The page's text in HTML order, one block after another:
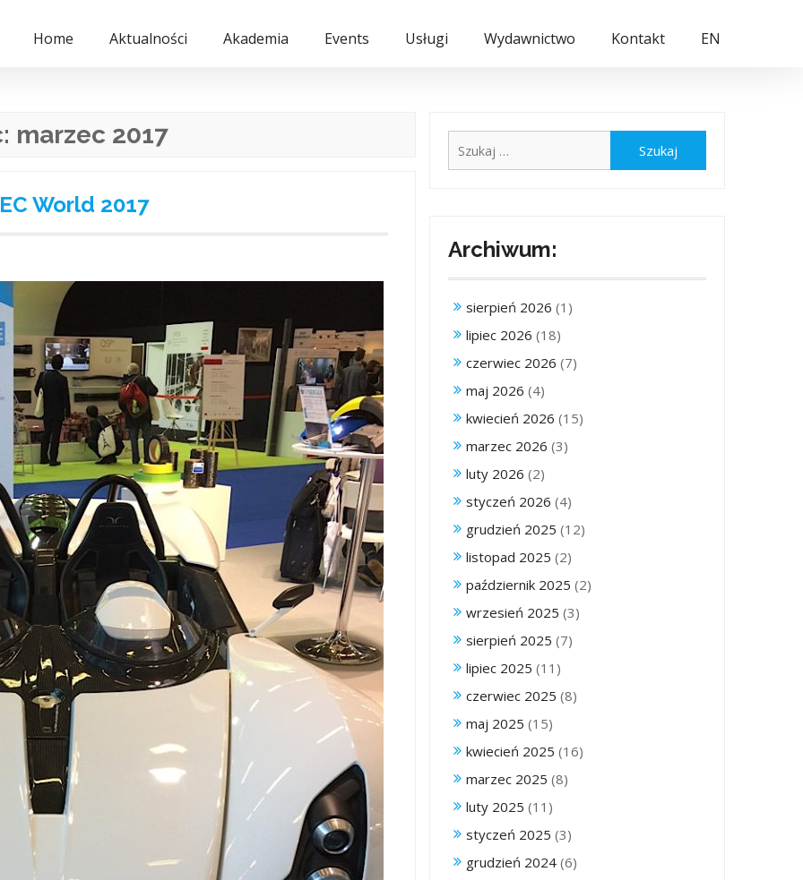
Home Aktualności Akademia Events Usługi Wydawnictwo Kontakt EN
marzec 2017
World 2017
Archiwum:
sierpień 2026 (1)
lipiec 2026 (18)
czerwiec 2026 (7)
maj 2026 (4)
kwiecień 2026 (15)
marzec 2026 (3)
luty 2026 (2)
styczeń 2026 (4)
grudzień 2025 (12)
listopad 2025 (2)
październik 2025 (2)
wrzesień 2025 (3)
sierpień 2025 (7)
lipiec 2025 (11)
czerwiec 2025 (8)
maj 2025 (15)
kwiecień 2025 (16)
marzec 2025 (8)
luty 2025 (11)
styczeń 2025 (3)
grudzień 2024 (6)